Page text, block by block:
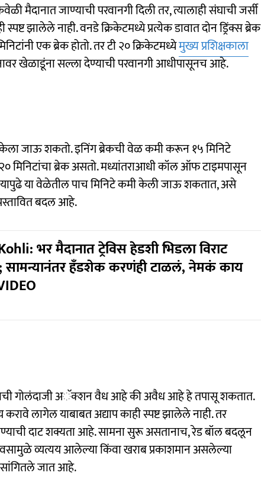
मैदानात जाण्याची परवानगी दिली तर, त्यालाही संघाची जर्सी
स्पष्ट झालेले नाही. वनडे क्रिकेटमध्ये प्रत्येक डावात दोन ड्रिंक्स ब्रेक
एक ब्रेक होतो. तर टी २० क्रिकेटमध्येमुख्य प्रशिक्षकाला
खेळाडूंना सल्ला देण्याची परवानगी आधीपासूनच आहे.
केला जाऊ शकतो. इनिंग ब्रेकची वेळ कमी करून १५ मिनिटे
मिनिटांचा ब्रेक असतो. मध्यांतराआधी कॉल ऑफ टाइमपासून
या वेळेतील पाच मिनिटे कमी केली जाऊ शकतात, असे
बदल आहे.
भर मैदानात ट्रेविस हेडशी भिडला विराट
सामन्यानंतर हँडशेक करणंही टाळलं, नेमकं काय
गोलंदाजी अॅक्शन वैध आहे की अवैध आहे हे तपासू शकतात.
लागेल याबाबत अद्याप काही स्पष्ट झालेले नाही. तर
दाट शक्यता आहे. सामना सुरू असतानाच, रेड बॉल बदलून
व्यत्यय आलेल्या किंवा खराब प्रकाशमान असलेल्या
जात आहे.